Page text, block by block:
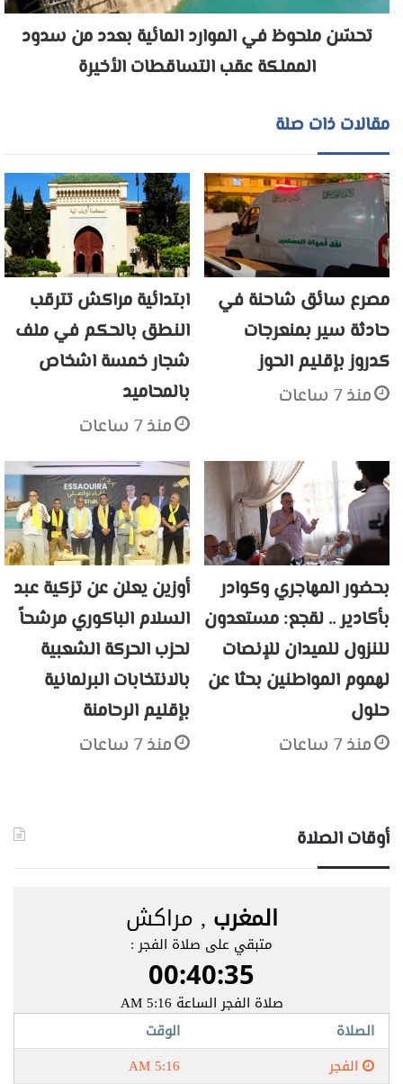
تحسّن ملحوظ في الموارد المائية بعدد من سدود
المملكة عقب التساقطات الأخيرة
مقالات ذات صلة
مصرع سائق شاحنة في
حادثة سير بمنعرجات
كدروز بإقليم الحوز
منذ 7 ساعات
ابتدائية مراكش تترقب
النطق بالحكم في ملف
شجار خمسة اشخاص
بالمحاميد
منذ 7 ساعات
بحضور المهاجري وكوادر
بأكادير .. لقجع: مستعدون
للنزول للميدان للإنصات
لهموم المواطنين بحثا عن
حلول
منذ 7 ساعات
أوزين يعلن عن تزكية عبد
السلام الباكوري مرشحاً
لحزب الحركة الشعبية
بالانتخابات البرلمانية
بإقليم الرحامنة
منذ 7 ساعات
أوقات الصلاة